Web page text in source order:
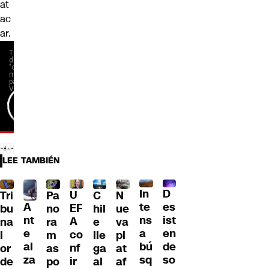
at
ac
ar.
LEE TAMBIÉN
Tri
bu
na
l
or
de
A
nt
e
al
za
Pa
no
ra
m
as
po
U
EF
A
co
nf
ir
C
hil
e
lle
ga
al
N
ue
va
pl
at
af
In
te
ns
a
bú
sq
D
es
ist
en
de
so